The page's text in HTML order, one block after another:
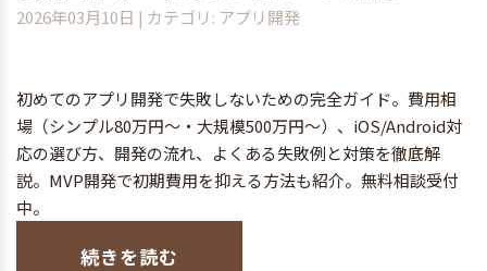
2026年03月10日 | カテゴリ: アプリ開発
初めてのアプリ開発で失敗しないための完全ガイド。費用相
場（シンプル80万円〜・大規模500万円〜）、iOS/Android対
応の選び方、開発の流れ、よくある失敗例と対策を徹底解
説。MVP開発で初期費用を抑える方法も紹介。無料相談受付
中。
続きを読む